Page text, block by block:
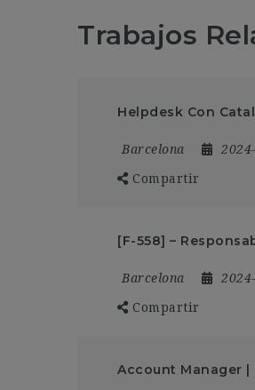
Trabajos
Helpdesk Con
Barcelona
Compartir
[F-558] –
Barcelona
Compartir
Account Manager |